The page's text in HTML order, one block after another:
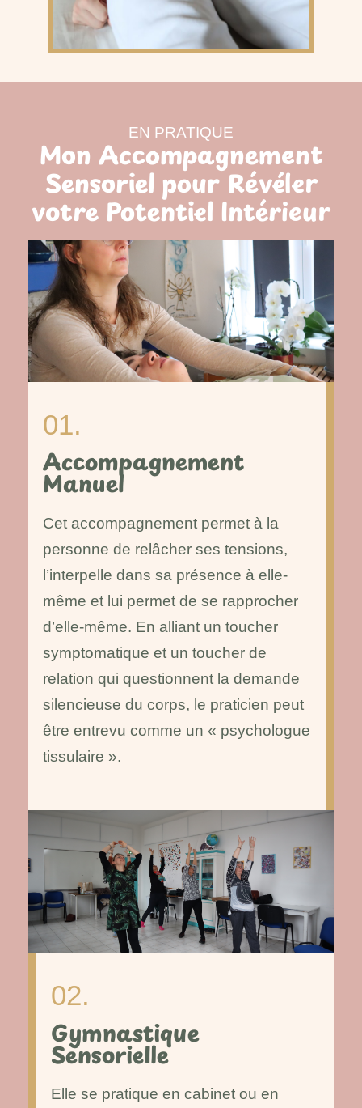
EN PRATIQUE
Mon Accompagnement
Sensoriel pour Révéler
votre Potentiel Intérieur
01.
Accompagnement
Manuel
Cet accompagnement permet à la
personne de relâcher ses tensions,
l’interpelle dans sa présence à elle-
même et lui permet de se rapprocher
d’elle-même. En alliant un toucher
symptomatique et un toucher de
relation qui questionnent la demande
silencieuse du corps, le praticien peut
être entrevu comme un « psychologue
tissulaire ».
02.
Gymnastique
Sensorielle
Elle se pratique en cabinet ou en